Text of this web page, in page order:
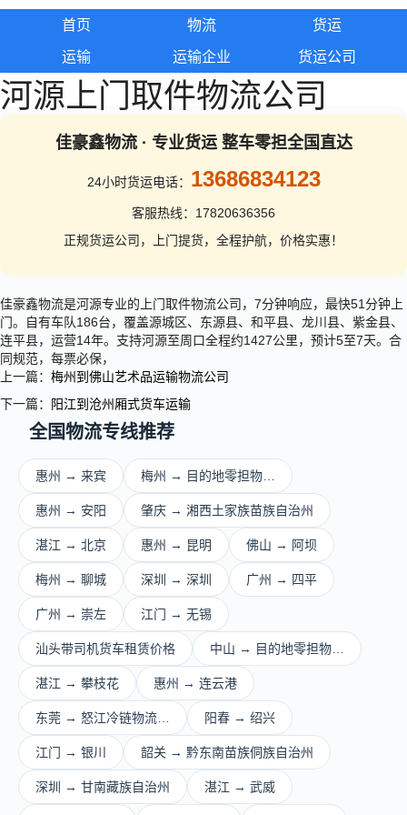
首页 物流 货运
运输 运输企业 货运公司
河源上门取件物流公司
佳豪鑫物流 · 专业货运 整车零担全国直达
24小时货运电话： 13686834123
客服热线：17820636356
正规货运公司，上门提货，全程护航，价格实惠！
佳豪鑫物流是河源专业的上门取件物流公司，7分钟响应，最快51分钟上
门。自有车队186台，覆盖源城区、东源县、和平县、龙川县、紫金县、
连平县，运营14年。支持河源至周口全程约1427公里，预计5至7天。合
同规范，每票必保，
上一篇： 梅州到佛山艺术品运输物流公司
下一篇：
阳江到沧州厢式货车运输
全国物流专线推荐
惠州 → 来宾 梅州 → 目的地零担物…
惠州 → 安阳 肇庆 → 湘西土家族苗族自治州
湛江 → 北京 惠州 → 昆明 佛山 → 阿坝
梅州 → 聊城 深圳 → 深圳 广州 → 四平
广州 → 崇左 江门 → 无锡
汕头带司机货车租赁价格 中山 → 目的地零担物…
湛江 → 攀枝花 惠州 → 连云港
东莞 → 怒江冷链物流… 阳春 → 绍兴
江门 → 银川 韶关 → 黔东南苗族侗族自治州
深圳 → 甘南藏族自治州 湛江 → 武威